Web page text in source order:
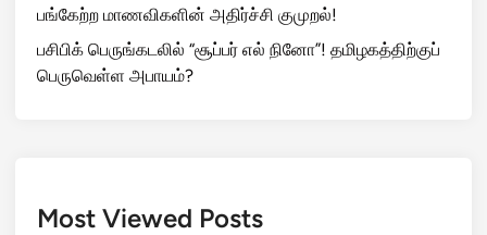
பங்கேற்ற மாணவிகளின் அதிர்ச்சி குமுறல்!
பசிபிக் பெருங்கடலில் “சூப்பர் எல் நினோ”! தமிழகத்திற்குப்
பெருவெள்ள அபாயம்?
Most Viewed Posts